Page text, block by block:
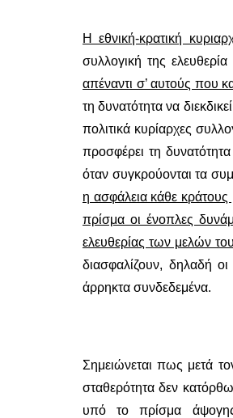
Η εθνική-κρατική
συλλογική της
απέναντι σ’ αυτούς που
τη δυνατότητα να
πολιτικά κυρίαρχες
προσφέρει τη
όταν συγκρούονται τα
η ασφάλεια κάθε
πρίσμα οι ένοπλες
ελευθερίας των μελών του
διασφαλίζουν, δηλαδή
άρρηκτα συνδεδεμένα.
Σημειώνεται πως μετά
σταθερότητα δεν
υπό το πρίσμα άψογης